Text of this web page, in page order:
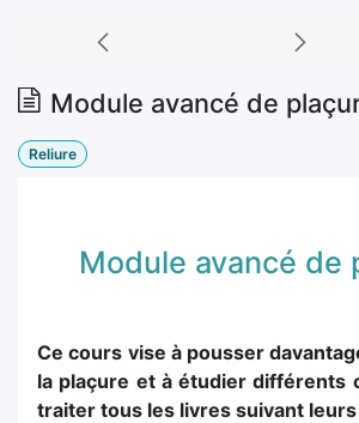
Module avancé de
Reliure
Module avancé de
Ce cours vise à pousser
la plaçure et à étudier différents
traiter tous les livres suivant